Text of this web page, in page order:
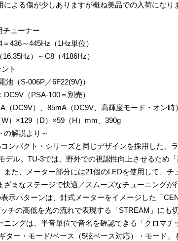
による傷が少しありますが概ね美品での入荷になり
チューナー
436～445Hz（1Hz単位）
）～C8（4186Hz）
ト
池（S-006P／6F22(9V)）
（PSA-100＝別売）
（DC9V）、85mA（DC9V、高輝度モード・オン時）
）×129（D）×59（H）mm、390g
の解説より～
ンパクト・シリーズと同じデザインを採用した、
デル。TU-3では、野外での視認性向上させるため
また、メーター部分には21個のLEDを使用して、チ
ざまなステージで快適／スムーズなチューニングが
示パターンは、針式メーターをイメージした「
チの高低を光の流れで表現する「STREAM」にも
ニングは、半音単位で音名を確認できる「クロマチ
ター・モード/ベース（5弦ベース対応）・モード」